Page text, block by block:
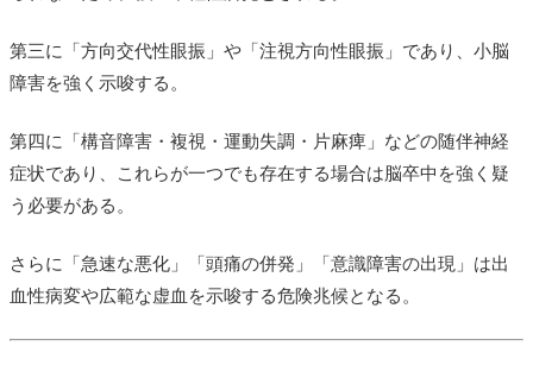
第三に「方向交代性眼振」や「注視方向性眼振」であり、小脳
障害を強く示唆する。
第四に「構音障害・複視・運動失調・片麻痺」などの随伴神経
症状であり、これらが一つでも存在する場合は脳卒中を強く疑
う必要がある。
さらに「急速な悪化」「頭痛の併発」「意識障害の出現」は出
血性病変や広範な虚血を示唆する危険兆候となる。